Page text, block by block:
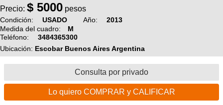
TÃ©cnica
MecÃ¡nica
SUBÃ
tu foto
Galeria
XC
Bicicletas
Avisos
Ventas
tu
BicicleterÃ­
Bicicletas
Precio: $ 5000 pesos
Condición: USADO Año:
2013
Medida del cuadro:
M
Teléfono:
3484365300
Ubicación: Escobar Buenos Aires Argentina
Consulta por privado
Lo quiero COMPRAR y CALIFICAR